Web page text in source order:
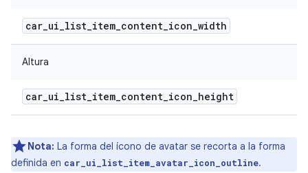
car_ui_list_item_content_icon_width
Altura
car_ui_list_item_content_icon_height
Nota: La forma del ícono de avatar se recorta a la forma
definida en car_ui_list_item_avatar_icon_outline.